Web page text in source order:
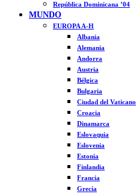
República Dominicana ’04
MUNDO
EUROPA A-H
Albania
Alemania
Andorra
Austria
Bélgica
Bulgaria
Ciudad del Vaticano
Croacia
Dinamarca
Eslovaquia
Eslovenia
Estonia
Finlandia
Francia
Grecia